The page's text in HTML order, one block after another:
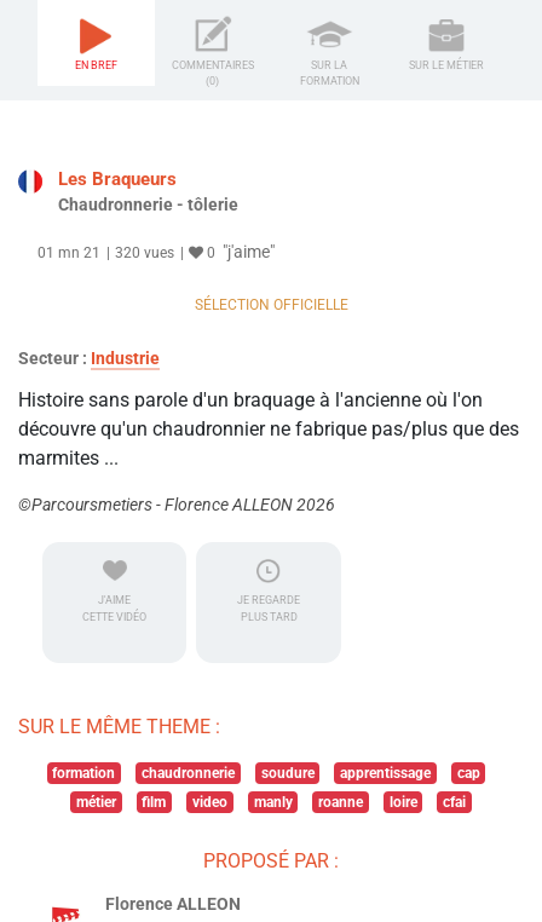
EN BREF
COMMENTAIRES
(0)
SUR LA
FORMATION
SUR LE MÉTIER
Les Braqueurs
Chaudronnerie - tôlerie
01 mn 21 320 vues 0 "j'aime"
SÉLECTION OFFICIELLE
Secteur : Industrie
Histoire sans parole d'un braquage à l'ancienne où l'on
découvre qu'un chaudronnier ne fabrique pas/plus que des
marmites ...
©Parcoursmetiers - Florence ALLEON 2026
J'AIME
CETTE VIDÉO
JE REGARDE
PLUS TARD
SUR LE MÊME THEME :
formation chaudronnerie soudure apprentissage
cap
métier
film video manly roanne loire cfai
PROPOSÉ PAR :
Florence ALLEON